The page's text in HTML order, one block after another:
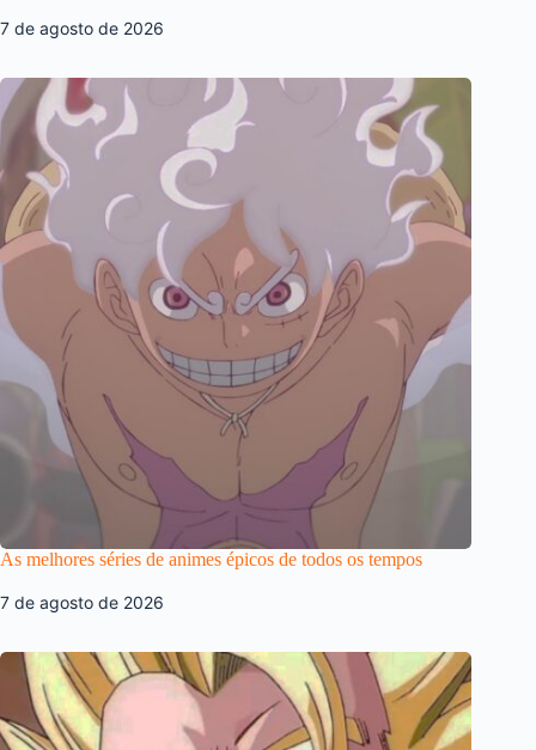
7 de agosto de 2026
As melhores séries de animes épicos de todos os tempos
7 de agosto de 2026